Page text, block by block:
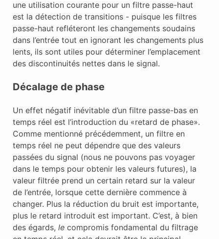
une utilisation courante pour un filtre passe-haut
est la détection de transitions - puisque les filtres
passe-haut refléteront les changements soudains
dans l’entrée tout en ignorant les changements plus
lents, ils sont utiles pour déterminer l’emplacement
des discontinuités nettes dans le signal.
Décalage de phase
Un effet négatif inévitable d’un filtre passe-bas en
temps réel est l’introduction du «retard de phase».
Comme mentionné précédemment, un filtre en
temps réel ne peut dépendre que des valeurs
passées du signal (nous ne pouvons pas voyager
dans le temps pour obtenir les valeurs futures), la
valeur filtrée prend un certain retard sur la valeur
de l’entrée, lorsque cette dernière commence à
changer. Plus la réduction du bruit est importante,
plus le retard introduit est important. C’est, à bien
des égards, lecompromis fondamental du filtrage